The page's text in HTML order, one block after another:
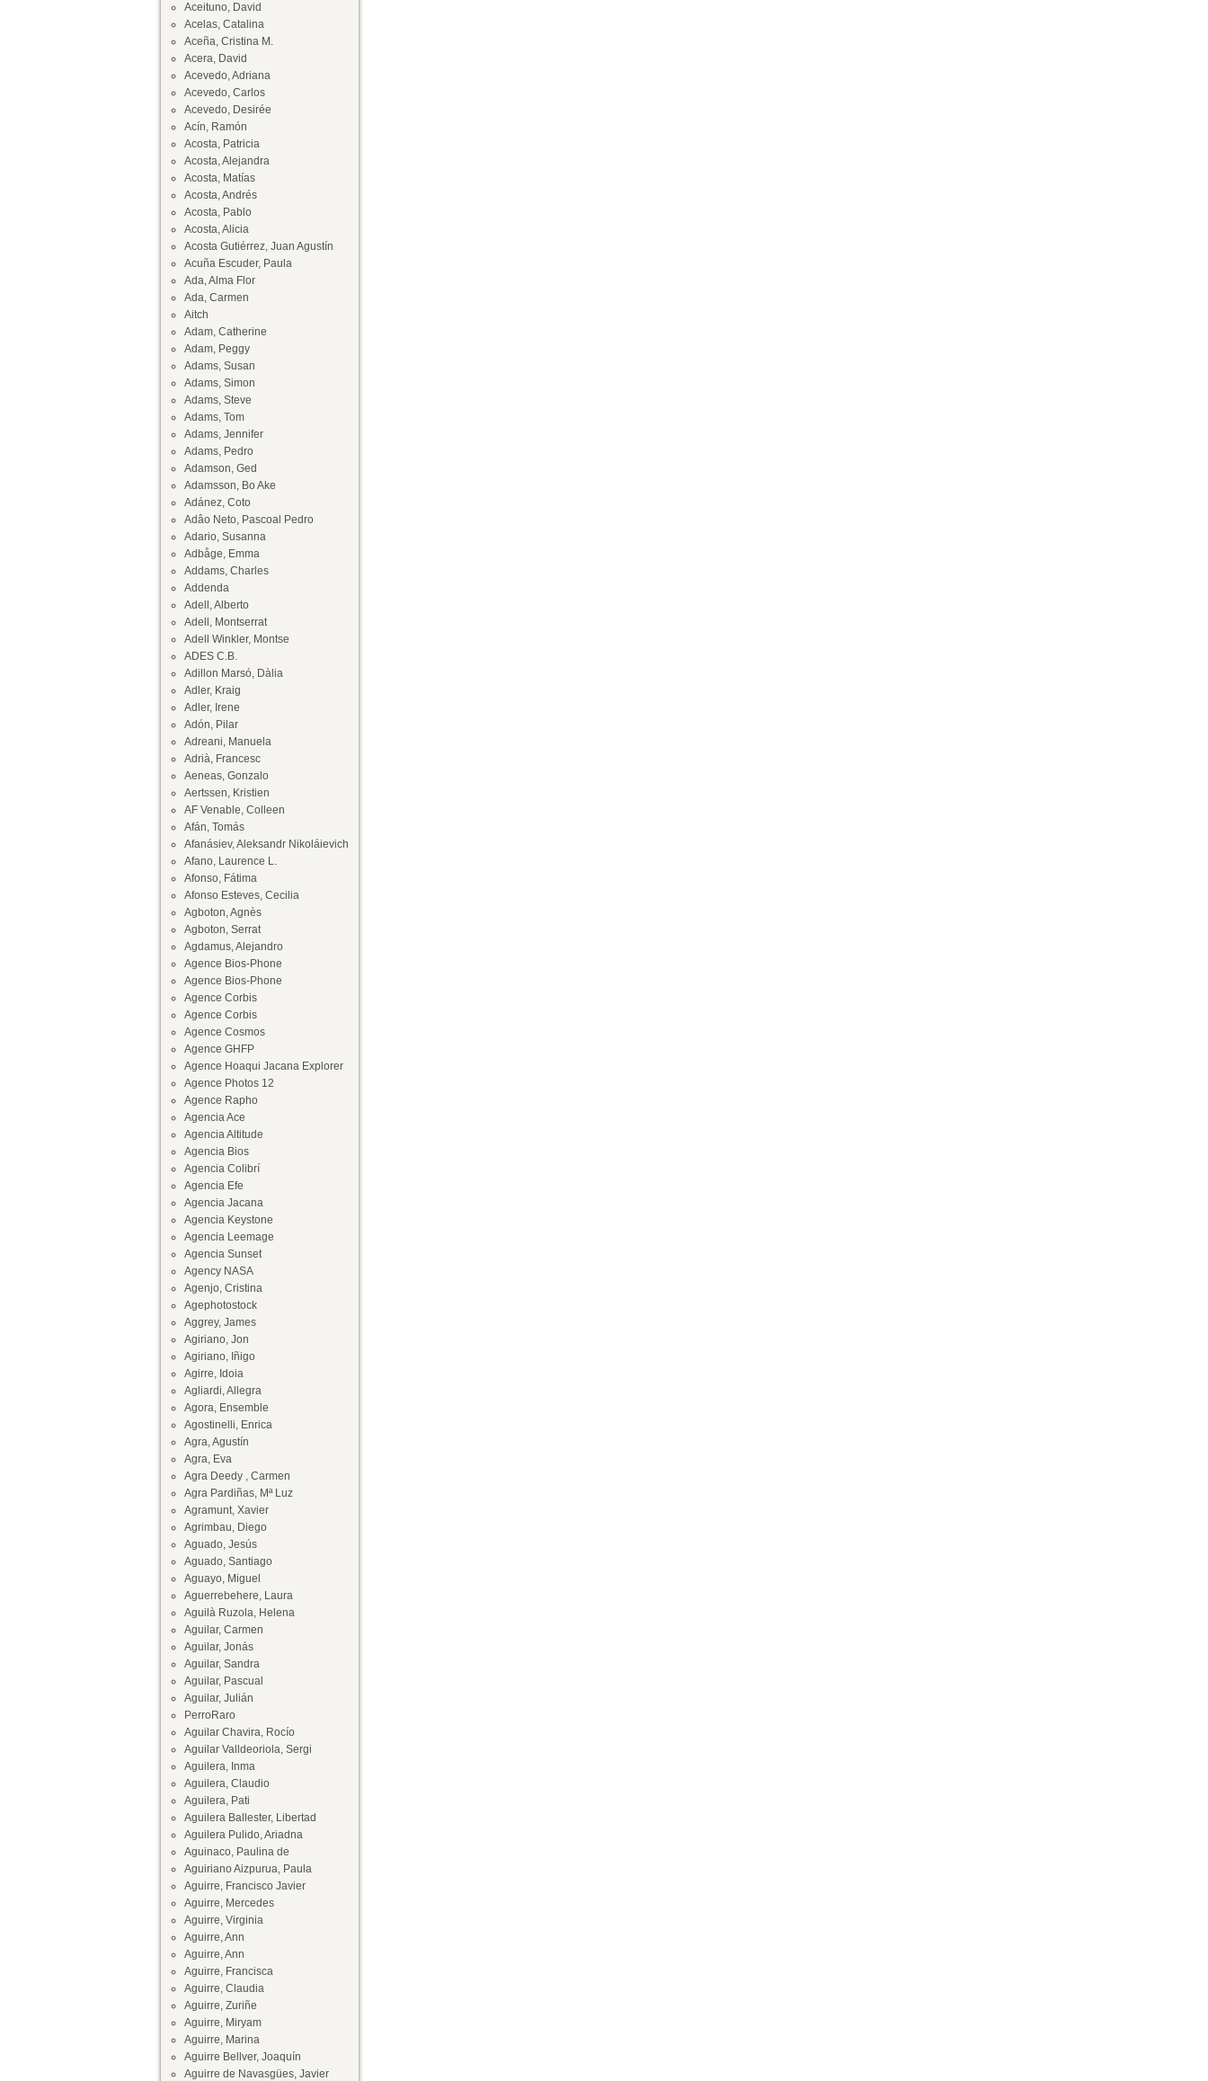
Aceituno, David
Acelas, Catalina
Aceña, Cristina M.
Acera, David
Acevedo, Adriana
Acevedo, Carlos
Acevedo, Desirée
Acín, Ramón
Acosta, Patricia
Acosta, Alejandra
Acosta, Matías
Acosta, Andrés
Acosta, Pablo
Acosta, Alicia
Acosta Gutiérrez, Juan Agustín
Acuña Escuder, Paula
Ada, Alma Flor
Ada, Carmen
Aitch
Adam, Catherine
Adam, Peggy
Adams, Susan
Adams, Simon
Adams, Steve
Adams, Tom
Adams, Jennifer
Adams, Pedro
Adamson, Ged
Adamsson, Bo Ake
Adánez, Coto
Adâo Neto, Pascoal Pedro
Adario, Susanna
Adbåge, Emma
Addams, Charles
Addenda
Adell, Alberto
Adell, Montserrat
Adell Winkler, Montse
ADES C.B.
Adillon Marsó, Dàlia
Adler, Kraig
Adler, Irene
Adón, Pilar
Adreani, Manuela
Adrià, Francesc
Aeneas, Gonzalo
Aertssen, Kristien
AF Venable, Colleen
Afán, Tomás
Afanásiev, Aleksandr Nikoláievich
Afano, Laurence L.
Afonso, Fátima
Afonso Esteves, Cecilia
Agboton, Agnès
Agboton, Serrat
Agdamus, Alejandro
Agence Bios-Phone
Agence Bios-Phone
Agence Corbis
Agence Corbis
Agence Cosmos
Agence GHFP
Agence Hoaqui Jacana Explorer
Agence Photos 12
Agence Rapho
Agencia Ace
Agencia Altitude
Agencia Bios
Agencia Colibrí
Agencia Efe
Agencia Jacana
Agencia Keystone
Agencia Leemage
Agencia Sunset
Agency NASA
Agenjo, Cristina
Agephotostock
Aggrey, James
Agiriano, Jon
Agiriano, Iñigo
Agirre, Idoia
Agliardi, Allegra
Agora, Ensemble
Agostinelli, Enrica
Agra, Agustín
Agra, Eva
Agra Deedy , Carmen
Agra Pardiñas, Mª Luz
Agramunt, Xavier
Agrimbau, Diego
Aguado, Jesús
Aguado, Santiago
Aguayo, Miguel
Aguerrebehere, Laura
Aguilà Ruzola, Helena
Aguilar, Carmen
Aguilar, Jonás
Aguilar, Sandra
Aguilar, Pascual
Aguilar, Julián
PerroRaro
Aguilar Chavira, Rocío
Aguilar Valldeoriola, Sergi
Aguilera, Inma
Aguilera, Claudio
Aguilera, Pati
Aguilera Ballester, Libertad
Aguilera Pulido, Ariadna
Aguinaco, Paulina de
Aguiriano Aizpurua, Paula
Aguirre, Francisco Javier
Aguirre, Mercedes
Aguirre, Virginia
Aguirre, Ann
Aguirre, Ann
Aguirre, Francisca
Aguirre, Claudia
Aguirre, Zuriñe
Aguirre, Miryam
Aguirre, Marina
Aguirre Bellver, Joaquín
Aguirre de Navasgües, Javier